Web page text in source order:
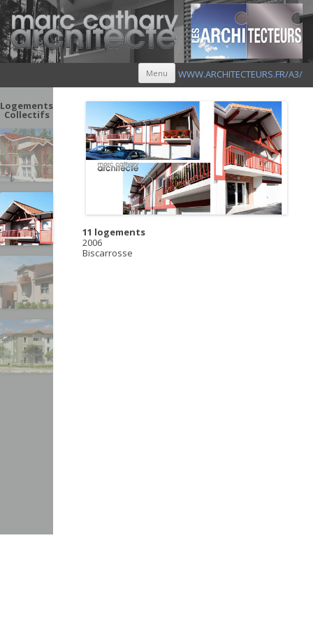
WWW.ARCHITECTEURS.FR/A3/
Menu Aller au contenu principal
11 logements
2006
Biscarrosse
Logements
Collectifs